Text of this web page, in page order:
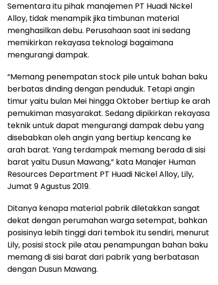
Sementara itu pihak manajemen PT Huadi Nickel
Alloy, tidak menampik jika timbunan material
menghasilkan debu. Perusahaan saat ini sedang
memikirkan rekayasa teknologi bagaimana
mengurangi dampak.
“Memang penempatan stock pile untuk bahan baku
berbatas dinding dengan penduduk. Tetapi angin
timur yaitu bulan Mei hingga Oktober bertiup ke arah
pemukiman masyarakat. Sedang dipikirkan rekayasa
teknik untuk dapat mengurangi dampak debu yang
disebabkan oleh angin yang bertiup kencang ke
arah barat. Yang terdampak memang berada di sisi
barat yaitu Dusun Mawang,” kata Manajer Human
Resources Department PT Huadi Nickel Alloy, Lily,
Jumat 9 Agustus 2019.
Ditanya kenapa material pabrik diletakkan sangat
dekat dengan perumahan warga setempat, bahkan
posisinya lebih tinggi dari tembok itu sendiri, menurut
Lily, posisi stock pile atau penampungan bahan baku
memang di sisi barat dari pabrik yang berbatasan
dengan Dusun Mawang.